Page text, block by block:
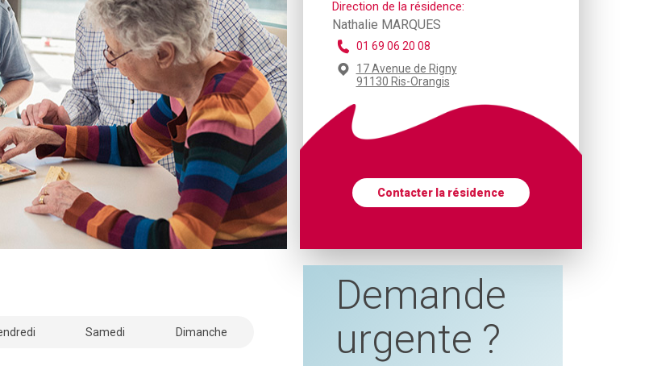
Samedi Dimanche
Direction de la résidence:
Nathalie MARQUES
01 69 06 20 08
17 Avenue de Rigny
91130 Ris-Orangis
Contacter la résidence
Demande
urgente ?